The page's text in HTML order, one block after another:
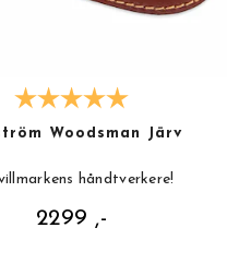
Woodsman Järv
håndtverkere!
2299 ,-